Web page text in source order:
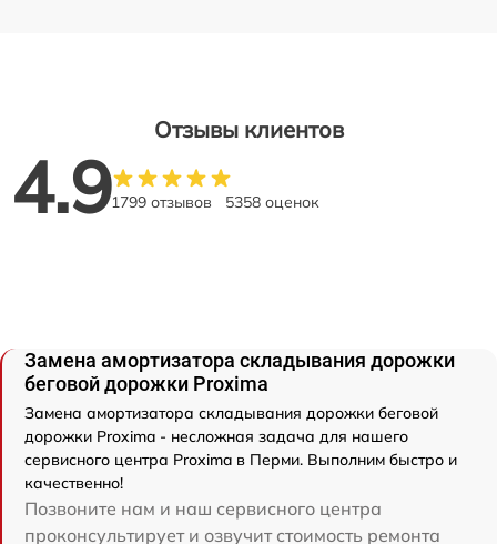
Отзывы клиентов
4.91799 отзывов 5358 оценок
Замена амортизатора складывания дорожки
беговой дорожки Proxima
Замена амортизатора складывания дорожки беговой
дорожки Proxima - несложная задача для нашего
сервисного центра Proxima в Перми. Выполним быстро и
качественно!
Позвоните нам и наш сервисного центра
проконсультирует и озвучит стоимость ремонта